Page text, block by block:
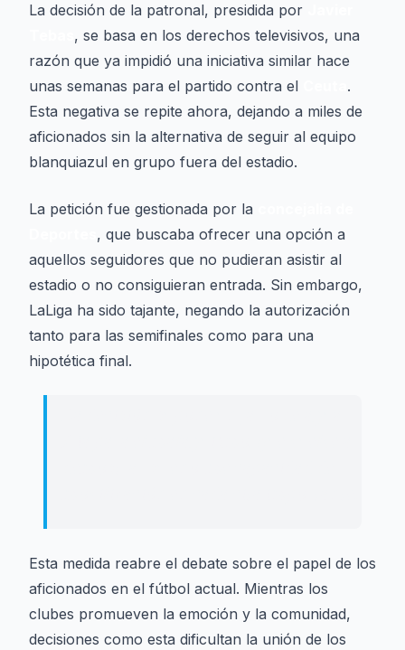
La decisión de la patronal, presidida por
, se basa en los derechos televisivos, una
razón que ya impidió una iniciativa similar hace
unas semanas para el partido contra el
.
Esta negativa se repite ahora, dejando a miles de
aficionados sin la alternativa de seguir al equipo
blanquiazul en grupo fuera del estadio.
La petición fue gestionada por la
, que buscaba ofrecer una opción a
aquellos seguidores que no pudieran asistir al
estadio o no consiguieran entrada. Sin embargo,
LaLiga ha sido tajante, negando la autorización
tanto para las semifinales como para una
hipotética final.
Esta medida reabre el debate sobre el papel de los
aficionados en el fútbol actual. Mientras los
clubes promueven la emoción y la comunidad,
decisiones como esta dificultan la unión de los